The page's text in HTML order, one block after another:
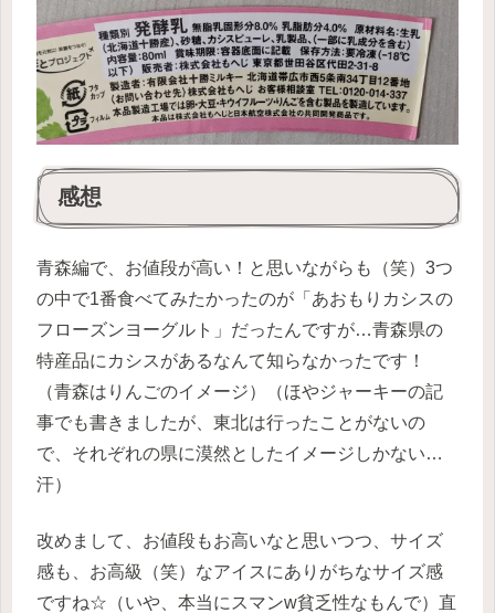
感想
青森編で、お値段が高い！と思いながらも（笑）3つ
の中で1番食べてみたかったのが「あおもりカシスの
フローズンヨーグルト」だったんですが…青森県の
特産品にカシスがあるなんて知らなかったです！
（青森はりんごのイメージ）（ほやジャーキーの記
事でも書きましたが、東北は行ったことがないの
で、それぞれの県に漠然としたイメージしかない…
汗）
改めまして、お値段もお高いなと思いつつ、サイズ
感も、お高級（笑）なアイスにありがちなサイズ感
ですね☆（いや、本当にスマンw貧乏性なもんで）直